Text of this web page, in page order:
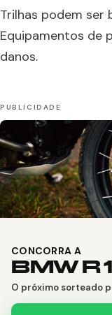
Trilhas podem ser
Equipamentos de
danos.
CONCORRA A
BMW R
O próximo sorteado